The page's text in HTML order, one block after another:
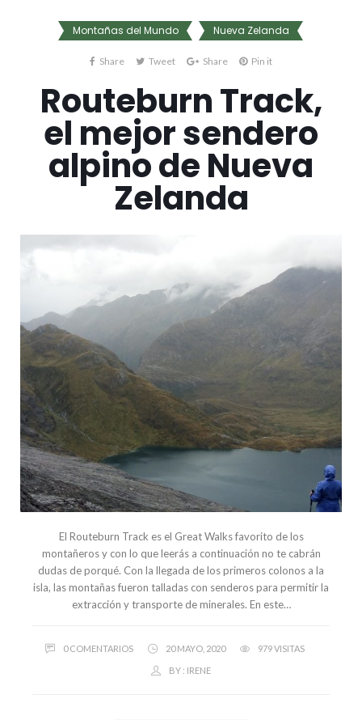
Montañas del Mundo Nueva Zelanda
Share Tweet Share Pin it
Routeburn Track,
el mejor sendero
alpino de Nueva
Zelanda
El Routeburn Track es el Great Walks favorito de los
montañeros y con lo que leerás a continuación no te cabrán
dudas de porqué. Con la llegada de los primeros colonos a la
isla, las montañas fueron talladas con senderos para permitir la
extracción y transporte de minerales. En este…
0 COMENTARIOS 20 MAYO, 2020 979 VISITAS
BY : IRENE